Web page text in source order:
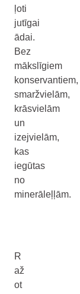
ļoti
jutīgai
ādai.
Bez
mākslīgiem
konservantiem,
smaržvielām,
krāsvielām
un
izejvielām,
kas
iegūtas
no
minerāleļļām.
R
až
ot